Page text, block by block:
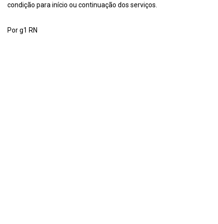
condição para início ou continuação dos serviços.
Por g1 RN